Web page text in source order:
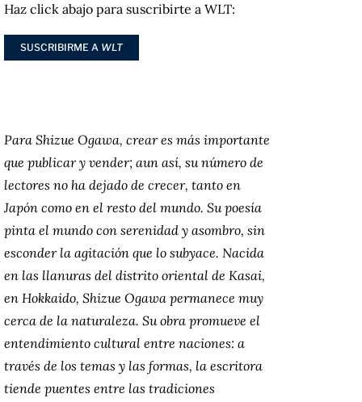
Haz click abajo para suscribirte a WLT:
SUSCRIBIRME A WLT
Para Shizue Ogawa, crear es más importante
que publicar y vender; aun así, su número de
lectores no ha dejado de crecer, tanto en
Japón como en el resto del mundo. Su poesía
pinta el mundo con serenidad y asombro, sin
esconder la agitación que lo subyace. Nacida
en las llanuras del distrito oriental de Kasai,
en Hokkaido, Shizue Ogawa permanece muy
cerca de la naturaleza. Su obra promueve el
entendimiento cultural entre naciones: a
través de los temas y las formas, la escritora
tiende puentes entre las tradiciones